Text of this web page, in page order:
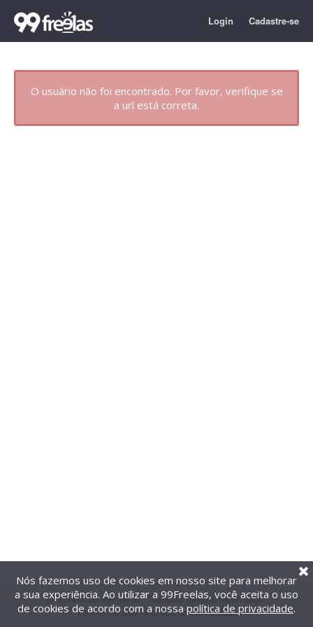
Login Cadastre-se
O usuário não foi encontrado. Por favor, verifique se
a url está correta.
@2014-2026 99Freelas. Todos os direitos reservados.
Termos de uso| Política de privacidade
Nós fazemos uso de cookies em nosso site para melhorar
a sua experiência. Ao utilizar a 99Freelas, você aceita o uso
de cookies de acordo com a nossa política de privacidade.